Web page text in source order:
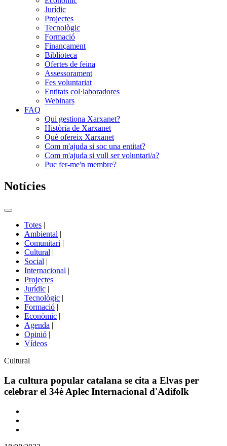
Jurídic
Projectes
Tecnològic
Formació
Finançament
Biblioteca
Ofertes de feina
Assessorament
Fes voluntariat
Entitats col·laboradores
Webinars
FAQ
Qui gestiona Xarxanet?
Història de Xarxanet
Què ofereix Xarxanet
Com m'ajuda si soc una entitat?
Com m'ajuda si vull ser voluntari/a?
Puc fer-me'n membre?
Notícies
Commutador
portals
Totes |
Ambiental |
Comunitari |
Cultural |
Social |
Internacional |
Projectes |
Jurídic |
Tecnològic |
Formació |
Econòmic |
Agenda |
Opinió |
Vídeos
Àmbit
la
notícia
Cultural
La cultura popular catalana se cita a Elvas per
celebrar el 34è Aplec Internacional d'Adifolk
Comparteix